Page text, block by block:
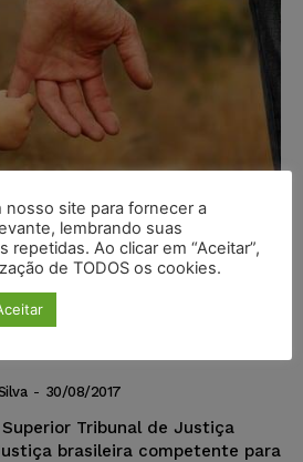
é competente
acordo de guarda
avó que vive nos
- 30/08/2017
Tribunal de Justiça
brasileira competente para
nosso site para fornecer a
lembrando suas
repetidas. Ao clicar em “Aceitar”,
de TODOS os cookies.